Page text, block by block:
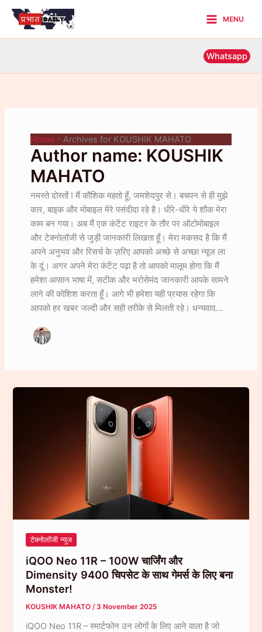
Skip
Menu
MENU
Whatsapp
Home- Archives for KOUSHIK MAHATO
Author name: KOUSHIK
MAHATO
नमस्ते दोस्तों ! मैं कौशिक महतो हूँ, जमशेदपुर से। बचपन से ही मुझे
कार, बाइक और मोबाइल मेरे पसंदीदा रहे है। धीरे-धीरे ये शौक मेरा
काम बन गया। अब मैं एक कंटेंट राइटर के तौर पर ऑटोमोबाइल
और टेक्नोलॉजी से जुड़ी जानकारी लिखता हूँ। मेरा मकसद है कि मैं
अपने अनुभव और रिसर्च के ज़रिए आपको अच्छे से अच्छा न्यूज ला
के दूं। अगर अपने मेरा कंटेंट पढ़ा है तो आपको मालूम होगा कि मैं
हमेशा आसान भाषा में, सटीक और भरोसेमंद जानकारी आपके सामने
लाने की कोशिश करता हूँ। आगे भी हमेशा यही प्रयास रहेगा कि
आपको हर खबर जल्दी और सही तरीके से मिलती रहे। धन्यवाद...
टेक्नोलॉजी न्यूज
iQOO Neo 11R – 100W चार्जिंग और
Dimensity 9400 चिपसेट के साथ गेमर्स के लिए बना
Monster!
KOUSHIK MAHATO / 3 November 2025
iQOO Neo 11R – स्मार्टफोन उन लोगों के लिए आने वाला है जो